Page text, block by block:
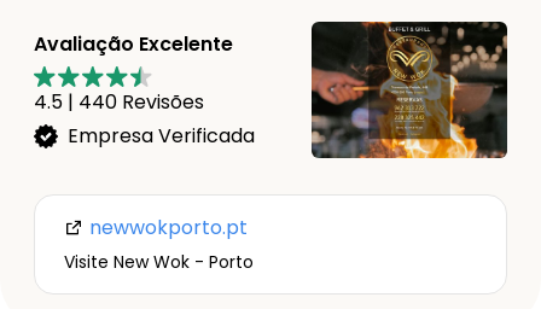
Avaliação Excelente
4.5 | 440 Revisões
Empresa Verificada
newwokporto.pt
Visite New Wok - Porto